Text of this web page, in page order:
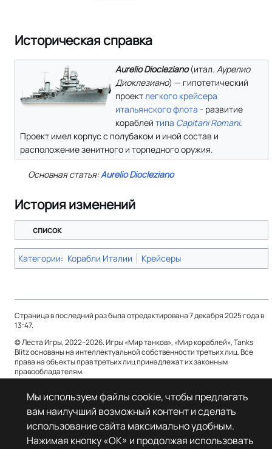
Историческая справка
Aurelio Diocleziano(итал. Аурелио
Диоклезиано) — гипотетический
проектлегкого крейсера
итальянского флота - развитие
кораблей типа Capitani Romani.
Проект имел корпус с полубаком и иной состав и
расположение зенитного и торпедного оружия.
Основная статья:Aurelio Diocleziano
История изменений
список
Категории: Корабли Италии Крейсеры
Страница в последний раз была отредактирована 7 декабря 2025 года в
13:47.
© Леста Игры, 2022–2026. Игры «Мир танков», «Мир кораблей», Tanks
Blitz основаны на интеллектуальной собственности третьих лиц. Все
права на объекты прав третьих лиц принадлежат их законным
правообладателям.
Политика конфиденциальности
О Леста Wiki
Отказ от ответственности
Мы используем файлы cookie, чтобы предлагать
вам наилучший возможный контент и сделать
использование сайта максимально удобным.
Нажимая кнопку «OK» и продолжая использовать